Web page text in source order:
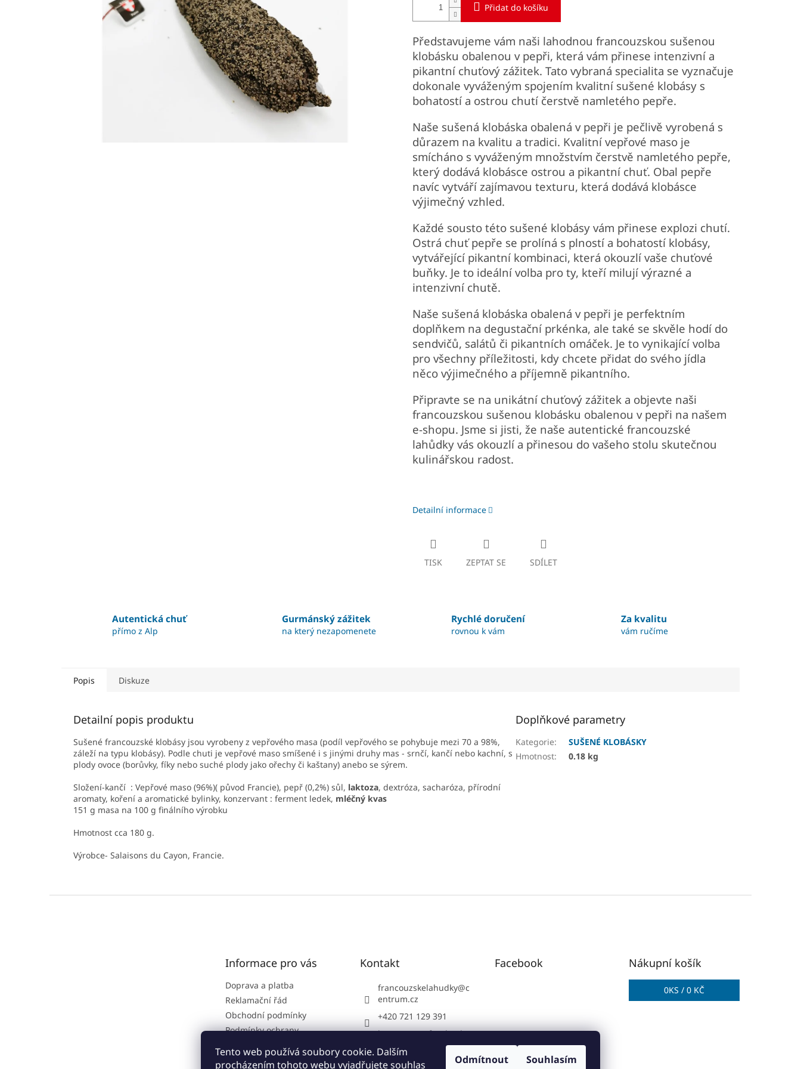
Tento web používá soubory cookie. Dalším
procházením tohoto webu vyjadřujete souhlas
Odmítnout Souhlasím
Přidat do košíku
Představujeme vám naši lahodnou francouzskou sušenou
klobásku obalenou v pepři, která vám přinese intenzivní a
pikantní chuťový zážitek. Tato vybraná specialita se vyznačuje
dokonale vyváženým spojením kvalitní sušené klobásy s
bohatostí a ostrou chutí čerstvě namletého pepře.
Naše sušená klobáska obalená v pepři je pečlivě vyrobená s
důrazem na kvalitu a tradici. Kvalitní vepřové maso je
smícháno s vyváženým množstvím čerstvě namletého pepře,
který dodává klobásce ostrou a pikantní chuť. Obal pepře
navíc vytváří zajímavou texturu, která dodává klobásce
výjimečný vzhled.
Každé sousto této sušené klobásy vám přinese explozi chutí.
Ostrá chuť pepře se prolíná s plností a bohatostí klobásy,
vytvářející pikantní kombinaci, která okouzlí vaše chuťové
buňky. Je to ideální volba pro ty, kteří milují výrazné a
intenzivní chutě.
Naše sušená klobáska obalená v pepři je perfektním
doplňkem na degustační prkénka, ale také se skvěle hodí do
sendvičů, salátů či pikantních omáček. Je to vynikající volba
pro všechny příležitosti, kdy chcete přidat do svého jídla
něco výjimečného a příjemně pikantního.
Připravte se na unikátní chuťový zážitek a objevte naši
francouzskou sušenou klobásku obalenou v pepři na našem
e-shopu. Jsme si jisti, že naše autentické francouzské
lahůdky vás okouzlí a přinesou do vašeho stolu skutečnou
kulinářskou radost.
Detailní informace
TISK ZEPTAT SE SDÍLET
Autentická chuť
přímo z Alp
Gurmánský zážitek
na který nezapomenete
Rychlé doručení
rovnou k vám
Za kvalitu
vám ručíme
Popis Diskuze
Detailní popis produktu
Sušené francouzské klobásy jsou vyrobeny z vepřového masa (podíl vepřového se pohybuje mezi 70 a 98%,
záleží na typu klobásy). Podle chuti je vepřové maso smíšené i s jinými druhy mas - srnčí, kančí nebo kachní, s
plody ovoce (borůvky, fíky nebo suché plody jako ořechy či kaštany) anebo se sýrem.
Složení-kančí : Vepřové maso (96%)( původ Francie), pepř (0,2%) sůl, laktoza, dextróza, sacharóza, přírodní
aromaty, koření a aromatické bylinky, konzervant : ferment ledek, mléčný kvas
151 g masa na 100 g finálního výrobku
Hmotnost cca 180 g.
Výrobce- Salaisons du Cayon, Francie.
Doplňkové parametry
Kategorie:
SUŠENÉ KLOBÁSKY
Hmotnost: 0.18 kg
Informace pro vás
Doprava a platba
Reklamační řád
Obchodní podmínky
Podmínky ochrany
O nás
Kontakt
francouzskelahudky@c
entrum.cz
+420 721 129 391
https://www.facebook.
com/FrancouzskeLahu
dky
Facebook Nákupní košík
0KS /0 KČ